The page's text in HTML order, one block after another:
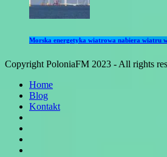
Morska energetyka wiatrowa nabiera wiatru
Copyright PoloniaFM 2023 - All rights
Home
Blog
Kontakt